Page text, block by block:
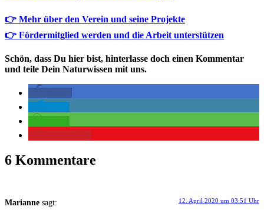
👉 Mehr über den Verein und seine Projekte
👉 Fördermitglied werden und die Arbeit unterstützen
Schön, dass Du hier bist, hinterlasse doch einen Kommentar
und teile Dein Naturwissen mit uns.
6 Kommentare
Marianne sagt: 12. April 2020 um 03:51 Uhr